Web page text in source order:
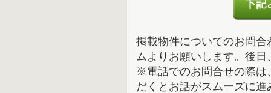
掲載物件についてのお問
ムよりお願いします。後
※電話でのお問合せの際は
だくとお話がスムーズに進